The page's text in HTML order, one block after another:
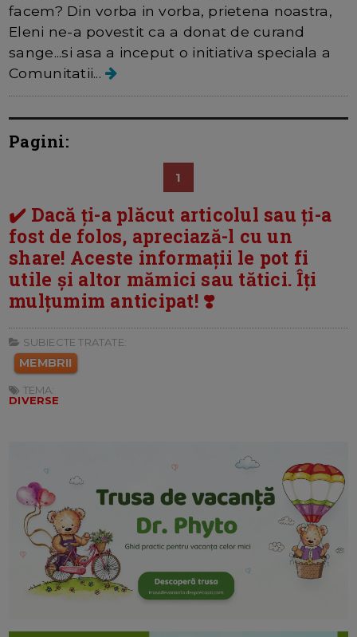
facem? Din vorba in vorba, prietena noastra,
Eleni ne-a povestit ca a donat de curand
sange...si asa a inceput o initiativa speciala a
Comunitatii...
Pagini:
1
✔️ Dacă ți-a plăcut articolul sau ți-a
fost de folos, apreciază-l cu un
share! Aceste informații le pot fi
utile și altor mămici sau tătici. Îți
mulțumim anticipat! ❣️
SUBIECTE TRATATE:
MEMBRII
TEMA:
DIVERSE